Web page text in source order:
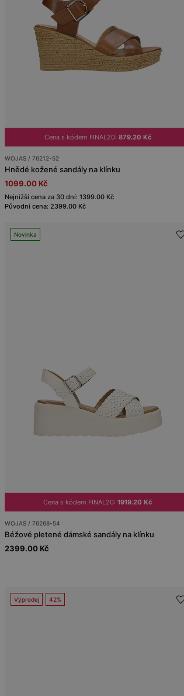
Cena s kódem FINAL20: 879.20 Kč
WOJAS / 76212-52
Hnědé kožené sandály na klínku
1099.00 Kč
Nejnižší cena za 30 dní: 1399.00 Kč
Původní cena: 2399.00 Kč
Novinka
Cena s kódem FINAL20:1919.20 Kč
WOJAS / 76268-54
Béžové pletené dámské sandály na klínku
2399.00 Kč
Výprodej 42%